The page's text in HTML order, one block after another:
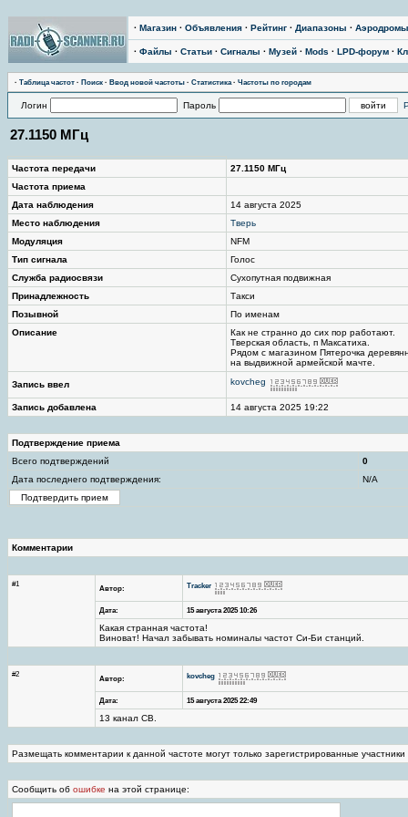
· Магазин · Объявления · Рейтинг · Диапазоны · Аэродромы
· Файлы · Статьи · Сигналы · Музей · Mods · LPD-форум ·
· Таблица частот · Поиск · Ввод новой частоты · Статистика· Частоты по городам
Логин Пароль
27.1150 МГц
Частота передачи
27.1150 МГц
Частота приема
Дата наблюдения
14 августа 2025
Место наблюдения
Тверь
Модуляция
NFM
Тип сигнала
Голос
Служба радиосвязи
Сухопутная подвижная
Принадлежность
Такси
Позывной
По именам
Описание
Как не странно до сих пор работают.
Тверская область, п Максатиха.
Рядом с магазином Пятерочка
на выдвижной армейской мачте.
Запись ввел kovcheg
Запись добавлена 14 августа 2025 19:22
Подтверждение приема
Всего подтверждений
0
Дата последнего подтверждения:
N/A
Комментарии
#1 Автор: Tracker
Дата: 15 августа 2025 10:26
Какая странная частота!
Виноват! Начал забывать номиналы частот Си-Би станций.
#2 Автор: kovcheg
Дата: 15 августа 2025 22:49
13 канал СВ.
Размещать комментарии к данной частоте могут только зарегистрированные
Сообщить об ошибке на этой странице: